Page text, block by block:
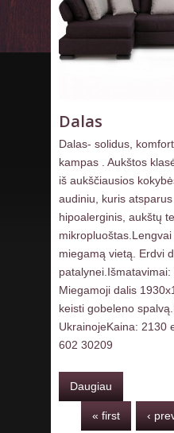
Dalas
Dalas- solidus,
kampas . Aukštos
iš aukščiausios
audiniu, kuris
hipoalerginis, aukštų
miegamą vietą. Erdvi
Miegamoji dalis
keisti gobeleno
UkrainojeKaina: 2130
602 30209
Daugiau
PAGES
« first ‹